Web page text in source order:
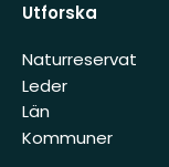
Utforska
Naturreservat
Leder
Län
Kommuner